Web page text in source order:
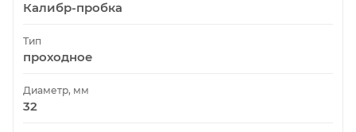
Калибр-пробка
Тип
проходное
Диаметр, мм
32